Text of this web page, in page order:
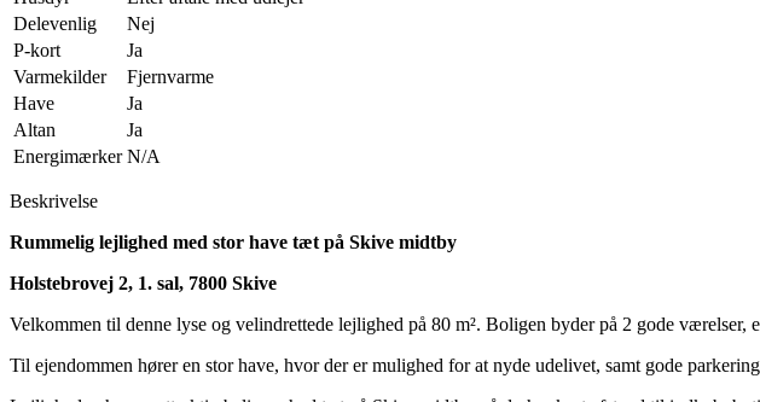
Delevenlig
Nej
P-kort
Ja
Varmekilder
Fjernvarme
Have
Ja
Altan
Ja
Energimærker N/A
Beskrivelse
Rummelig lejlighed med stor have tæt på Skive midtby
Holstebrovej 2, 1. sal, 7800 Skive
Velkommen til denne lyse og velindrettede lejlighed på 80 m². Boligen byder på 2 gode
Til ejendommen hører en stor have, hvor der er mulighed for at nyde udelivet, samt gode